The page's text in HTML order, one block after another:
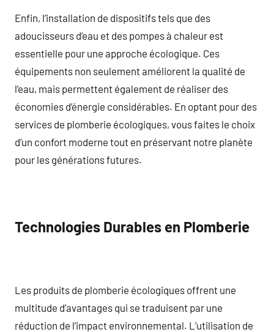
Enfin, l’installation de dispositifs tels que des
adoucisseurs d’eau et des pompes à chaleur est
essentielle pour une approche écologique. Ces
équipements non seulement améliorent la qualité de
l’eau, mais permettent également de réaliser des
économies d’énergie considérables. En optant pour des
services de plomberie écologiques, vous faites le choix
d’un confort moderne tout en préservant notre planète
pour les générations futures.
Technologies Durables en Plomberie
Les produits de plomberie écologiques offrent une
multitude d’avantages qui se traduisent par une
réduction de l’impact environnemental. L’utilisation de